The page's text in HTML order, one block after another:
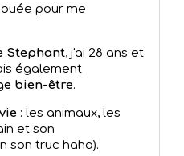
pour me
Stephant, j'ai 28 ans et
également
bien-être.
: les animaux, les
et son
son truc haha).